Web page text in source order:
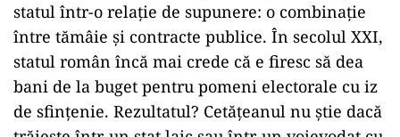
statul într-o relație de supunere: o combinație
între tămâie și contracte publice. În secolul XXI,
statul român încă mai crede că e firesc să dea
bani de la buget pentru pomeni electorale cu iz
de sfințenie. Rezultatul? Cetățeanul nu știe dacă